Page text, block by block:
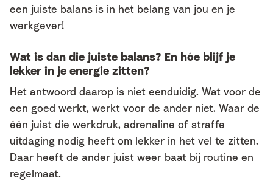
een juiste balans is in het belang van jou en je
werkgever!
Wat is dan die juiste balans? En hóe blijf je
lekker in je energie zitten?
Het antwoord daarop is niet eenduidig. Wat voor de
een goed werkt, werkt voor de ander niet. Waar de
één juist die werkdruk, adrenaline of straffe
uitdaging nodig heeft om lekker in het vel te zitten.
Daar heeft de ander juist weer baat bij routine en
regelmaat.